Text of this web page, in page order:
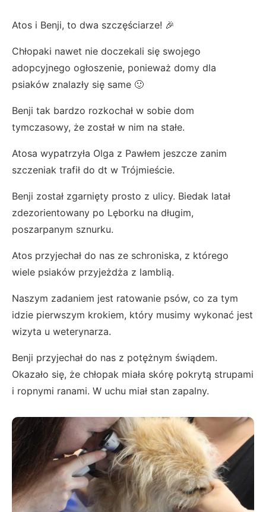
Atos i Benji, to dwa szczęściarze! 🎉
Chłopaki nawet nie doczekali się swojego
adopcyjnego ogłoszenie, ponieważ domy dla
psiaków znalazły się same 🙂
Benji tak bardzo rozkochał w sobie dom
tymczasowy, że został w nim na stałe.
Atosa wypatrzyła Olga z Pawłem jeszcze zanim
szczeniak trafił do dt w Trójmieście.
Benji został zgarnięty prosto z ulicy. Biedak latał
zdezorientowany po Lęborku na długim,
poszarpanym sznurku.
Atos przyjechał do nas ze schroniska, z którego
wiele psiaków przyjeżdża z lamblią.
Naszym zadaniem jest ratowanie psów, co za tym
idzie pierwszym krokiem, który musimy wykonać jest
wizyta u weterynarza.
Benji przyjechał do nas z potężnym świądem.
Okazało się, że chłopak miała skórę pokrytą strupami
i ropnymi ranami. W uchu miał stan zapalny.